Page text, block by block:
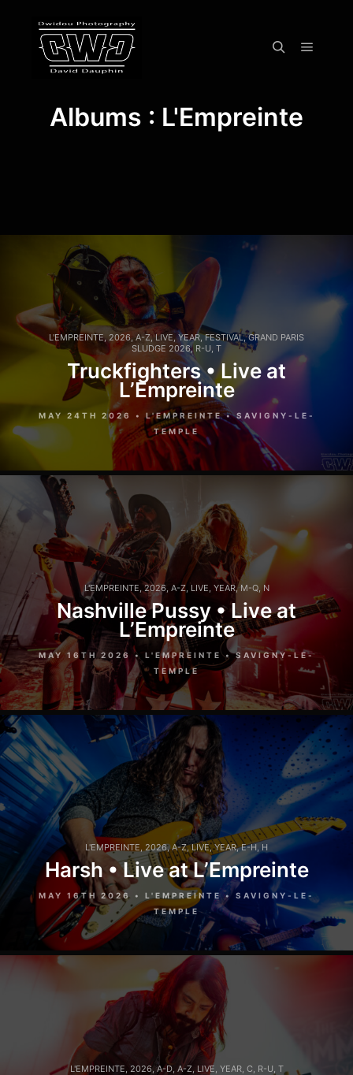
Albums : L'Empreinte
L'EMPREINTE, 2026 ,A-Z,LIVE YEAR,FESTIVAL,GRAND PARIS
SLUDGE 2026, R-U T
Truckfighters • Live at
L’Empreinte
MAY 24TH 2026 • L'EMPREINTE • SAVIGNY-LE-
TEMPLE
L'EMPREINTE,2026, A-Z, LIVE, YEAR,M-Q, N
Nashville Pussy • Live at
L’Empreinte
MAY 16TH 2026 • L'EMPREINTE • SAVIGNY-LE-
TEMPLE
L'EMPREINTE, 2026,A-Z,LIVE,YEAR,E-H, H
Harsh • Live at L’Empreinte
MAY 16TH 2026 • L'EMPREINTE • SAVIGNY-LE-
TEMPLE
L'EMPREINTE 2026,A-D, A-Z, LIVE YEAR, C R-U T